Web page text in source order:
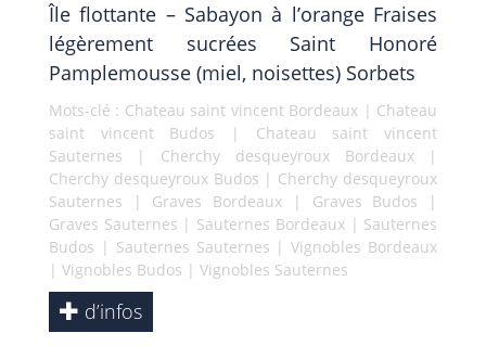
Île flottante – Sabayon à l’orange Fraises
légèrement sucrées Saint Honoré
Pamplemousse (miel, noisettes) Sorbets
Mots-clé : Chateau saint vincent Bordeaux | Chateau
saint vincent Budos | Chateau saint vincent
Sauternes | Cherchy desqueyroux Bordeaux|
Cherchy desqueyroux Budos | Cherchy desqueyroux
Sauternes | Graves Bordeaux | Graves Budos |
Graves Sauternes | Sauternes Bordeaux| Sauternes
Budos | Sauternes Sauternes |Vignobles Bordeaux
| Vignobles Budos | Vignobles Sauternes
d’infos